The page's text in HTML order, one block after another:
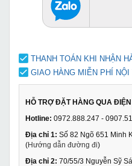
THANH TOÁN KHI NHẬN
GIAO HÀNG MIỄN PHÍ NỘI
HỖ TRỢ ĐẶT HÀNG QUA
Hotline: 0972.888.247 -
Địa chỉ 1: Số 82 Ngõ 651 Minh
(Hướng dẫn đường đi)
Địa chỉ 2: 70/55/3 Nguyễn Sỹ